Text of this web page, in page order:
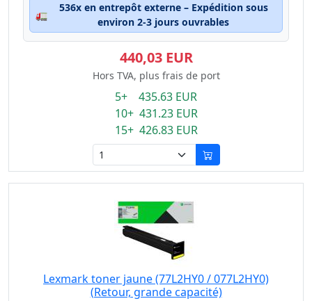
🚛
536x en entrepôt externe – Expédition sous
environ 2-3 jours ouvrables
440,03 EUR
Hors TVA, plus frais de port
5+ 435.63 EUR
10+ 431.23 EUR
15+ 426.83 EUR
Lexmark toner jaune (77L2HY0 / 077L2HY0)
(Retour, grande capacité)